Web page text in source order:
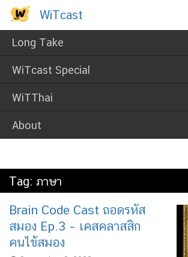
Skip
content
WiTcast
Long Take
WiTcast Special
WiTThai
About
WiTcast
Tag: ภาษา
Brain Code Cast ถอดรหัส
สมอง Ep.3 – เคสคลาสสิก
คนไข้สมอง